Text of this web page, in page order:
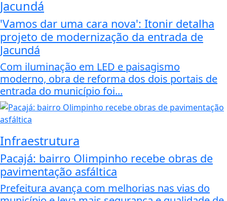
Jacundá
'Vamos dar uma cara nova': Itonir detalha
projeto de modernização da entrada de
Jacundá
Com iluminação em LED e paisagismo
moderno, obra de reforma dos dois portais de
entrada do município foi...
Infraestrutura
Pacajá: bairro Olimpinho recebe obras de
pavimentação asfáltica
Prefeitura avança com melhorias nas vias do